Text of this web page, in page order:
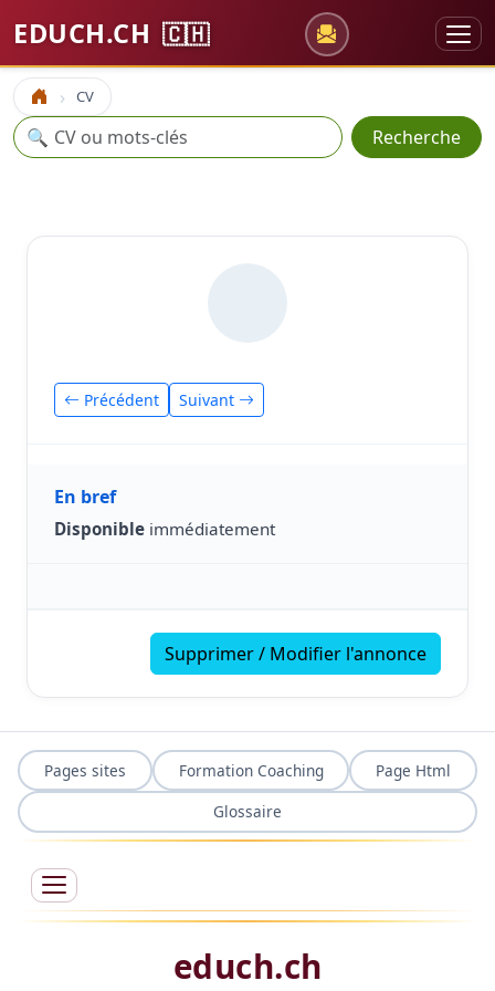
EDUCH.CH 🇨🇭
Accueil CV
Recherche
🔍 Recherche
Précédent Suivant
En bref
Disponible immédiatement
Supprimer / Modifier l'annonce
Pages sites Formation Coaching
Page Html
Glossaire
educh.ch